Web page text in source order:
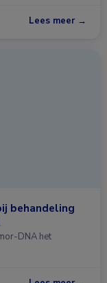
Lees meer →
behandeling
DNA het